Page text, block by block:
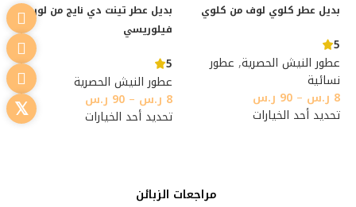
بديل عطر كلوي لوف من كلوي
5
عطور النيش الحصرية, عطور
نسائية
8 ر.س –
90 ر.س
تحديد أحد الخيارات
بديل عطر تينت دي نايج من لورينزو
فيلوريسي
5
عطور النيش الحصرية
8 ر.س –
90 ر.س
تحديد أحد الخيارات
مراجعات الزبائن